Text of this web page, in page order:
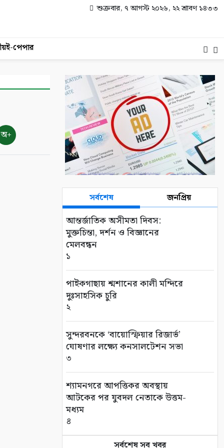
শুক্রবার, ৭ আগস্ট ২০২৬, ২২ শ্রাবণ ১৪৩৩
ই-পেপার
অ+
সর্বশেষ জনপ্রিয়
আন্তর্জাতিক অসীমতা দিবস:
মুক্তচিন্তা, দর্শন ও বিজ্ঞানের
মেলবন্ধন
১
পাইকগাছায় শ্মশানের কালী মন্দিরে
দুঃসাহসিক চুরি
২
সুন্দরবনকে ‘বায়োস্ফিয়ার রিজার্ভ’
ঘোষণার লক্ষ্যে কনসালটেশন সভা
৩
শ্যামনগরে আপত্তিকর অবস্থায়
আটকের পর যুবদল নেতাকে উত্তম-
মধ্যম
৪
সর্বশেষ সব খবর